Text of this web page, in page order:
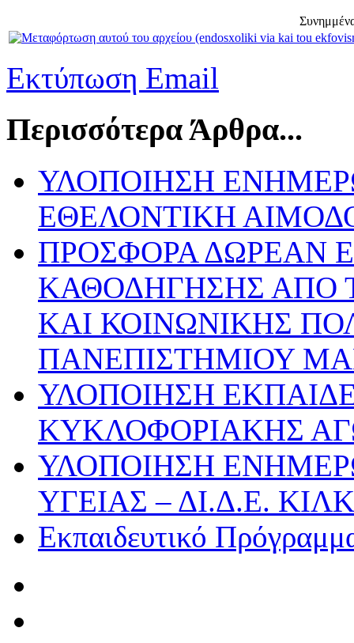
Εκτύπωση Email
Περισσότερα Άρθρα...
ΥΛΟΠΟΙΗΣΗ
ΕΘΕΛΟΝΤΙΚΗ
ΠΡΟΣΦΟΡΑ ΔΩΡΕΑΝ
ΚΑΘΟΔΗΓΗΣΗΣ ΑΠΟ
ΚΑΙ ΚΟΙΝΩΝΙΚΗΣ
ΠΑΝΕΠΙΣΤΗΜΙΟΥ
ΥΛΟΠΟΙΗΣΗ
ΚΥΚΛΟΦΟΡΙΑΚΗΣ
ΥΛΟΠΟΙΗΣΗ
ΥΓΕΙΑΣ – ΔΙ.Δ.Ε.
Εκπαιδευτικό